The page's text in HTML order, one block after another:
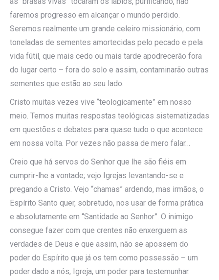
faremos progresso em alcançar o mundo perdido.
Seremos realmente um grande celeiro missionário, com
toneladas de sementes amortecidas pelo pecado e pela
vida fútil, que mais cedo ou mais tarde apodrecerão fora
do lugar certo – fora do solo e assim, contaminarão outras
sementes que estão ao seu lado.
Cristo muitas vezes vive “teologicamente” em nosso
meio. Temos muitas respostas teológicas sistematizadas
em questões e debates para quase tudo o que acontece
em nossa volta. Por vezes não passa de mero falar…
Creio que há servos do Senhor que lhe são fiéis em
cumprir-lhe a vontade; vejo Igrejas levantando-se e
pregando a Cristo. Vejo “chamas” ardendo, mas irmãos, o
Espírito Santo quer, sobretudo, nos usar de forma prática
e absolutamente em “Santidade ao Senhor”. O inimigo
consegue fazer com que crentes não enxerguem as
verdades de Deus e que assim, não se apossem do
poder do Espírito que já os tem como possessão – um
poder dado a nós, Igreja, um poder para testemunhar.